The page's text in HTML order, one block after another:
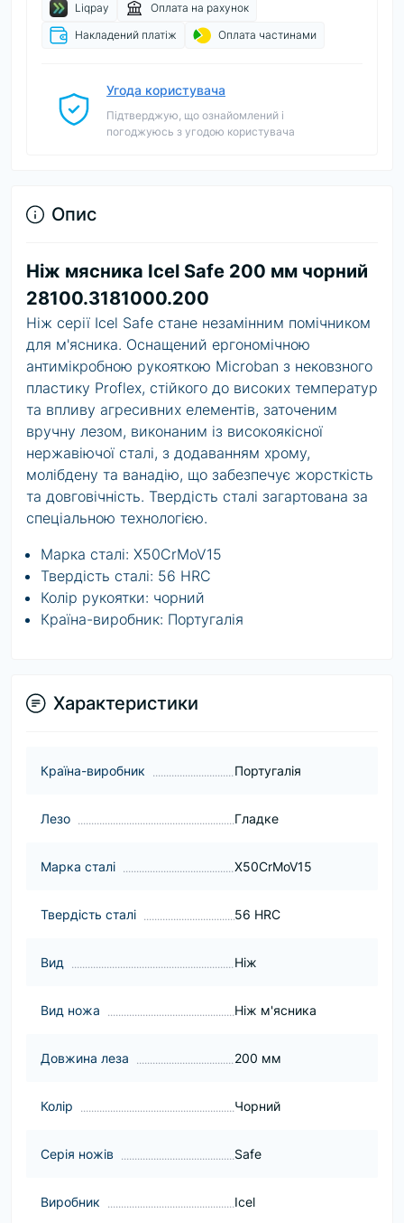
Liqpay
Оплата на рахунок
Накладений платіж
Оплата частинами
Угода користувача
Підтверджую, що ознайомлений і
погоджуюсь з угодою користувача
Опис
Ніж мясника Icel Safe 200 мм чорний
28100.3181000.200
Ніж серії Icel Safe стане незамінним помічником
для м'ясника. Оснащений ергономічною
антимікробною рукояткою Microban з нековзного
пластику Proflex, стійкого до високих температур
та впливу агресивних елементів, заточеним
вручну лезом, виконаним із високоякісної
нержавіючої сталі, з додаванням хрому,
молібдену та ванадію, що забезпечує жорсткість
та довговічність. Твердість сталі загартована за
спеціальною технологією.
Марка сталі: X50CrMoV15
Твердість сталі: 56 HRC
Колір рукоятки: чорний
Країна-виробник: Португалія
Характеристики
Країна-виробник Португалія
Лезо Гладке
Марка сталі X50CrMoV15
Твердість сталі 56 HRC
Вид Ніж
Вид ножа Ніж м'ясника
Довжина леза 200 мм
Колір Чорний
Серія ножів Safe
Виробник Icel